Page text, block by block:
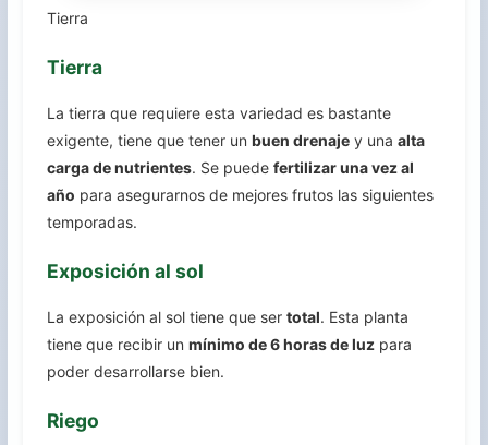
Tierra
Tierra
La tierra que requiere esta variedad es bastante
exigente, tiene que tener un buen drenaje y una alta
carga de nutrientes. Se puede fertilizar una vez al
año para asegurarnos de mejores frutos las siguientes
temporadas.
Exposición al sol
La exposición al sol tiene que ser total. Esta planta
tiene que recibir un mínimo de 6 horas de luz para
poder desarrollarse bien.
Riego